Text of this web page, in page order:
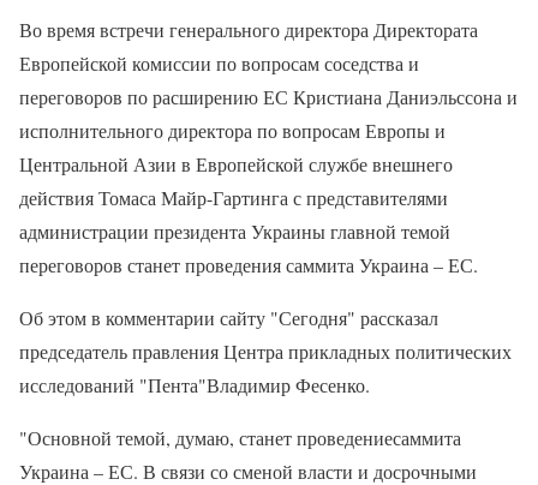
Во время встречи генерального директора Директората
Европейской комиссии по вопросам соседства и
переговоров по расширению ЕС Кристиана Даниэльссона и
исполнительного директора по вопросам Европы и
Центральной Азии в Европейской службе внешнего
действия Томаса Майр-Гартинга с представителями
администрации президента Украины главной темой
переговоров станет проведения саммита Украина – ЕС.
Об этом в комментарии сайту "Сегодня" рассказал
председатель правления Центра прикладных политических
исследований "Пента"Владимир Фесенко.
"Основной темой, думаю, станет проведениесаммита
Украина – ЕС. В связи со сменой власти и досрочными